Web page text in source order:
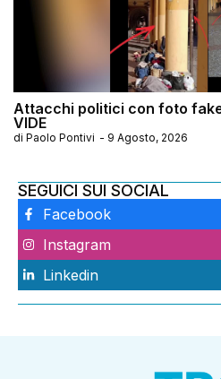
Attacchi politici con foto
VIDE
di Paolo Pontivi - 9 Agosto, 2026
SEGUICI SUI SOCIAL
Facebook
Instagram
Linkedin